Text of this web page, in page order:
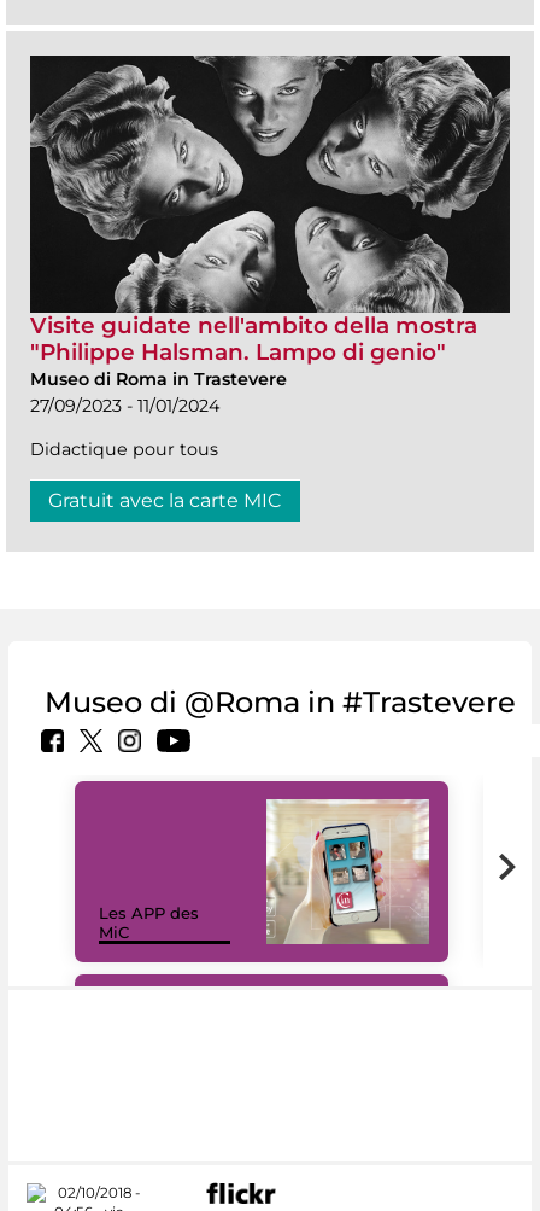
Visite guidate nell'ambito della mostra
"Philippe Halsman. Lampo di genio"
Museo di Roma in Trastevere
27/09/2023 - 11/01/2024
Didactique pour tous
Gratuit avec la carte MIC
Museo di @Roma in #Trastevere
Les APP des
MiC